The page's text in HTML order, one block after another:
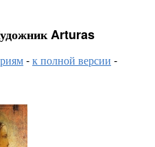
Arturas
-к полной версии -